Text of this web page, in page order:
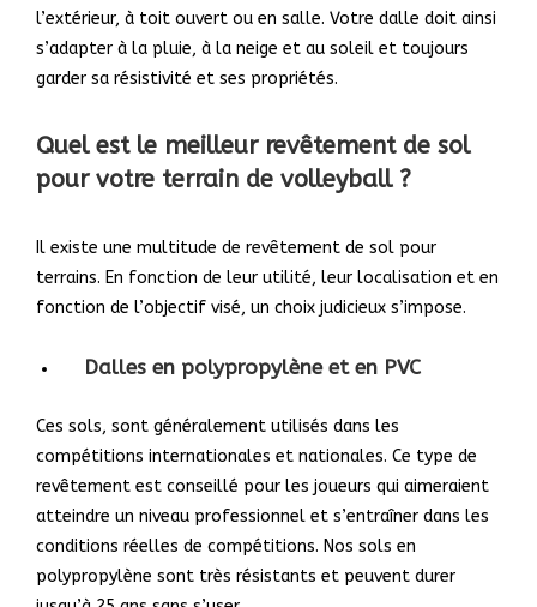
l’extérieur, à toit ouvert ou en salle. Votre dalle doit ainsi
s’adapter à la pluie, à la neige et au soleil et toujours
garder sa résistivité et ses propriétés.
Quel est le meilleur revêtement de sol
pour votre terrain de volleyball ?
Il existe une multitude de revêtement de sol pour
terrains. En fonction de leur utilité, leur localisation et en
fonction de l’objectif visé, un choix judicieux s’impose.
Dalles en polypropylène et en PVC
Ces sols, sont généralement utilisés dans les
compétitions internationales et nationales. Ce type de
revêtement est conseillé pour les joueurs qui aimeraient
atteindre un niveau professionnel et s’entraîner dans les
conditions réelles de compétitions. Nos sols en
polypropylène sont très résistants et peuvent durer